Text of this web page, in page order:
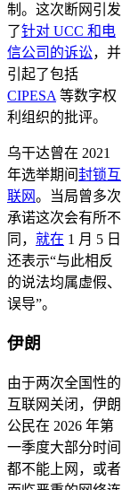
制。这次断网引发
了针对 UCC 和电
信公司的诉讼，并
引起了包括
CIPESA 等数字权
利组织的批评。
乌干达曾在 2021
年选举期间封锁互
联网。当局曾多次
承诺这次会有所不
同， 就在 1 月 5 日
还表示“与此相反
的说法均属虚假、
误导”。
伊朗
由于两次全国性的
互联网关闭，伊朗
公民在 2026 年第
一季度大部分时间
都不能上网，或者